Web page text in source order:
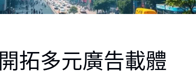
拓多元廣告載體